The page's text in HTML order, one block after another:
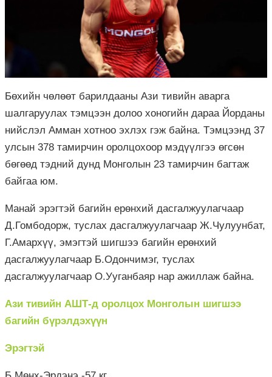
Бөхийн чөлөөт барилдааны Ази тивийн аварга
шалгаруулах тэмцээн долоо хоногийн дараа Йорданы
нийслэл Амман хотноо эхлэх гэж байна. Тэмцээнд 37
улсын 378 тамирчин оролцохоор мэдүүлгээ өгсөн
бөгөөд тэдний дунд Монголын 23 тамирчин багтаж
байгаа юм.
Манай эрэгтэй багийн ерөнхий дасгалжуулагчаар
Д.Гомбодорж, туслах дасгалжуулагчаар Ж.Чулуунбат,
Г.Амархүү, эмэгтэй шигшээ багийн ерөнхий
дасгалжуулагчаар Б.Одончимэг, туслах
дасгалжуулагчаар О.Ууганбаяр нар ажиллаж байна.
Ази тивийн АШТ-д оролцох Монголын шигшээ
багийн бүрэлдэхүүн
Эрэгтэй